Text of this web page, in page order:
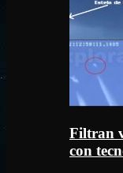
Filtran
con